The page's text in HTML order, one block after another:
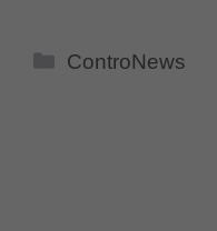
Categorie
ControNews